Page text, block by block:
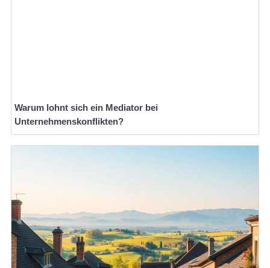
Warum lohnt sich ein Mediator bei
Unternehmenskonflikten?